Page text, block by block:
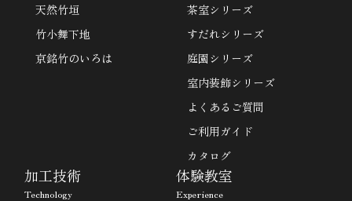
天然竹垣
竹小舞下地
京銘竹のいろは
茶室シリーズ
すだれシリーズ
庭園シリーズ
室内装飾シリーズ
よくあるご質問
ご利用ガイド
カタログ
加工技術
Technology
体験教室
Experience